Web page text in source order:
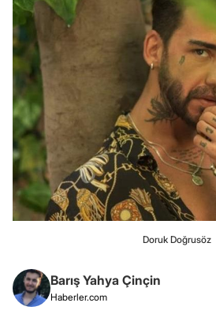
Doruk Doğrusöz
Barış Yahya Çinçin
Haberler.com